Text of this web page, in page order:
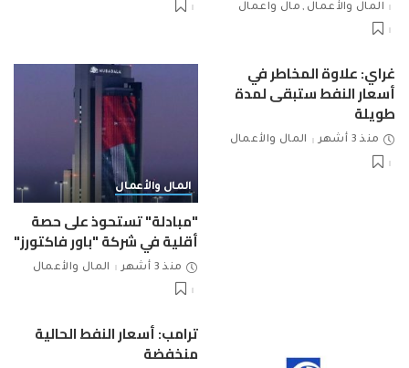
المال والأعمال
مال واعمال
غراي: علاوة المخاطر في
أسعار النفط ستبقى لمدة
طويلة
منذ 3 أشهر المال والأعمال
المال والأعمال
"مبادلة" تستحوذ على حصة
أقلية في شركة "باور فاكتورز"
منذ 3 أشهر المال والأعمال
ترامب: أسعار النفط الحالية
منخفضة